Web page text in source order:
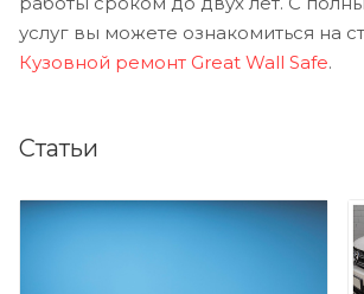
услуг вы можете ознакомиться на
Кузовной ремонт Great Wall Safe.
Статьи